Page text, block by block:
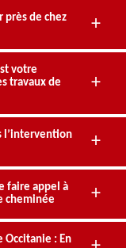
près de chez
votre
travaux de
l’intervention
faire appel à
cheminée
Occitanie : En